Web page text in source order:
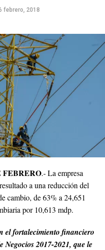
febrero, 2018
.- La empresa
a una reducción del
cambio, de 63% a 24,651
por 10,613 mdp.
el fortalecimiento financiero
2017-2021, que le